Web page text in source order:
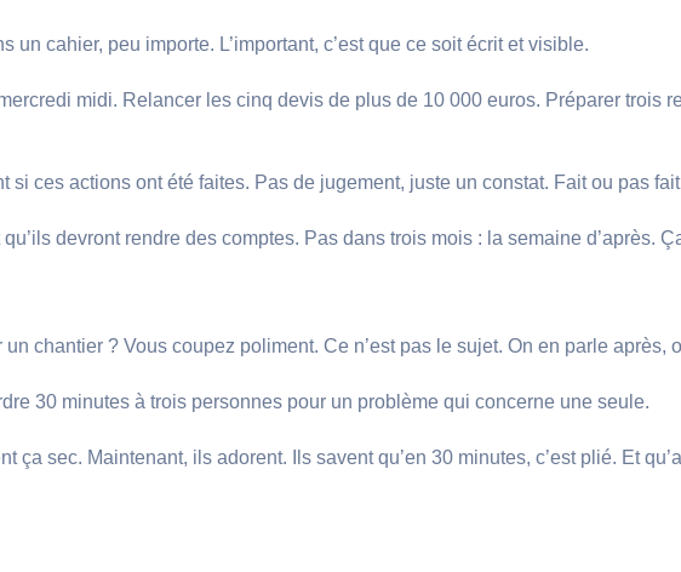
cahier, peu importe. L’important, c’est que ce soit écrit et visible.
midi. Relancer les cinq devis de plus de 10 000 euros. Préparer trois
ces actions ont été faites. Pas de jugement, juste un constat. Fait ou pas
devront rendre des comptes. Pas dans trois mois : la semaine d’après.
chantier ? Vous coupez poliment. Ce n’est pas le sujet. On en parle après,
30 minutes à trois personnes pour un problème qui concerne une seule.
sec. Maintenant, ils adorent. Ils savent qu’en 30 minutes, c’est plié. Et